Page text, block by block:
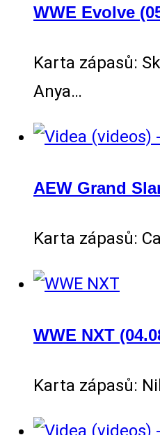
WWE Evolve
Karta zápasů:
Anya…
AEW Grand
Karta zápasů:
WWE NXT
Karta zápasů: